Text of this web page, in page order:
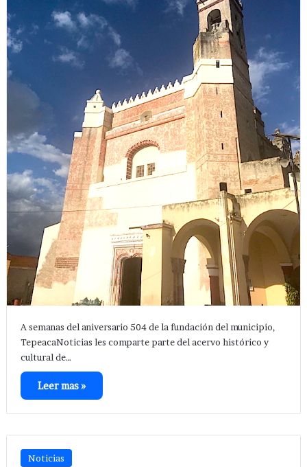
A semanas del aniversario 504 de la fundación del municipio,
TepeacaNoticias les comparte parte del acervo histórico y
cultural de…
Leer mas »
Noticias